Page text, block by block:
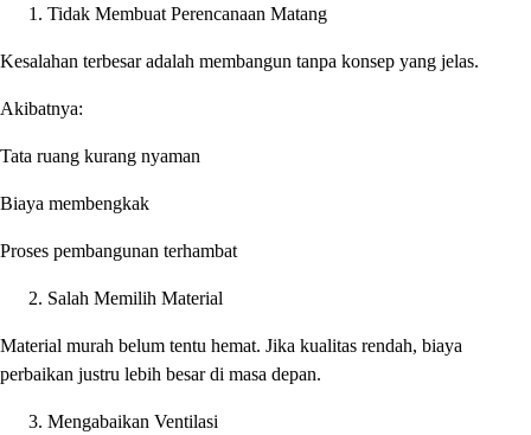
Tidak Membuat Perencanaan Matang
Kesalahan terbesar adalah membangun tanpa konsep yang jelas.
Akibatnya:
Tata ruang kurang nyaman
Biaya membengkak
Proses pembangunan terhambat
Salah Memilih Material
Material murah belum tentu hemat. Jika kualitas rendah, biaya
perbaikan justru lebih besar di masa depan.
Mengabaikan Ventilasi